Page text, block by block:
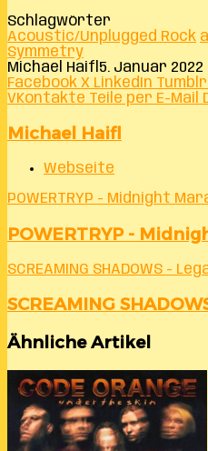
Schlagwörter
Acoustic/Unplugged Rock
Symmetry
Michael Haifl 5. Januar 2022
Facebook X LinkedIn Tumblr
VKontakte Teile per E-Mail
Michael Haifl
Webseite
POWERTRYP - Midnight
POWERTRYP -
SCREAMING SHADOWS -
SCREAMING
Ähnliche Artikel